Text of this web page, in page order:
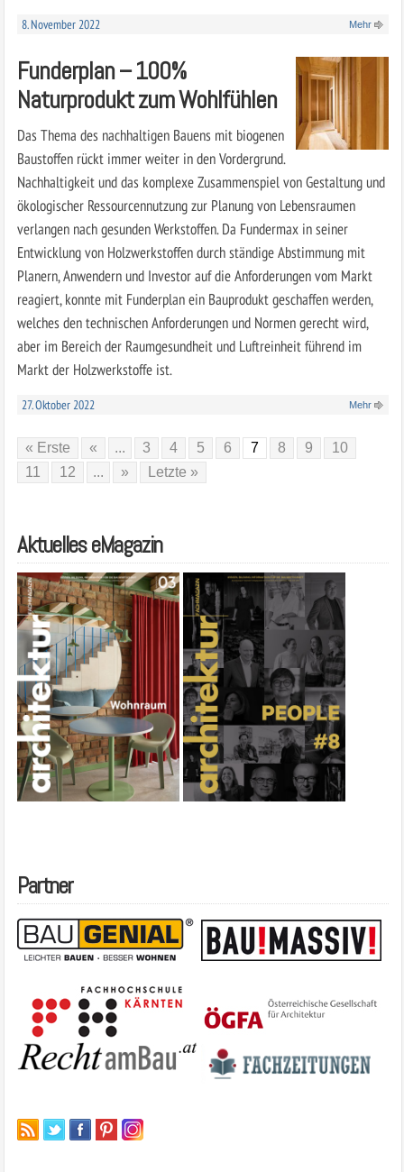
8. November 2022 Mehr
Funderplan – 100%
Naturprodukt zum Wohlfühlen
Das Thema des nachhaltigen Bauens mit biogenen
Baustoffen rückt immer weiter in den Vordergrund.
Nachhaltigkeit und das komplexe Zusammenspiel von Gestaltung und
ökologischer Ressourcennutzung zur Planung von Lebensraumen
verlangen nach gesunden Werkstoffen. Da Fundermax in seiner
Entwicklung von Holzwerkstoffen durch ständige Abstimmung mit
Planern, Anwendern und Investor auf die Anforderungen vom Markt
reagiert, konnte mit Funderplan ein Bauprodukt geschaffen werden,
welches den technischen Anforderungen und Normen gerecht wird,
aber im Bereich der Raumgesundheit und Luftreinheit führend im
Markt der Holzwerkstoffe ist.
27. Oktober 2022 Mehr
« Erste « ... 3 4 5 6 7 8 9
10
11
12 ... » Letzte »
Aktuelles eMagazin
Partner